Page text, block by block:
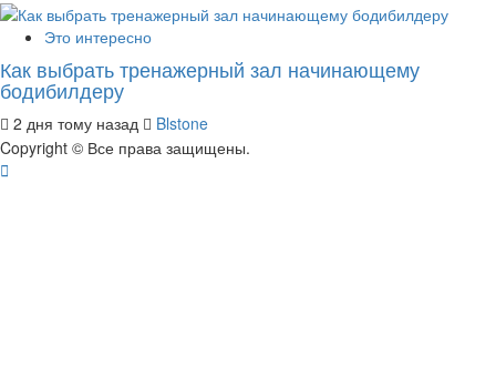
Это интересно
Как выбрать тренажерный зал начинающему
бодибилдеру
2 дня тому назад
Blstone
Copyright © Все права защищены.